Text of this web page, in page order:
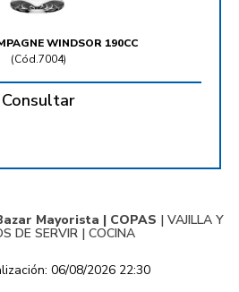
WINDSOR 190CC
(Cód.7004)
Consultar
Mayorista | COPAS | VAJILLA Y
DE SERVIR| COCINA
06/08/2026 22:30